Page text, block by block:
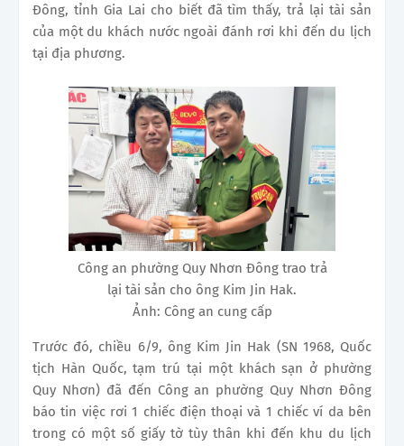
Đông, tỉnh Gia Lai cho biết đã tìm thấy, trả lại tài sản
của một du khách nước ngoài đánh rơi khi đến du lịch
tại địa phương.
Công an phường Quy Nhơn Đông trao trả
lại tài sản cho ông Kim Jin Hak.
Ảnh: Công an cung cấp
Trước đó, chiều 6/9, ông Kim Jin Hak (SN 1968, Quốc
tịch Hàn Quốc, tạm trú tại một khách sạn ở phường
Quy Nhơn) đã đến Công an phường Quy Nhơn Đông
báo tin việc rơi 1 chiếc điện thoại và 1 chiếc ví da bên
trong có một số giấy tờ tùy thân khi đến khu du lịch